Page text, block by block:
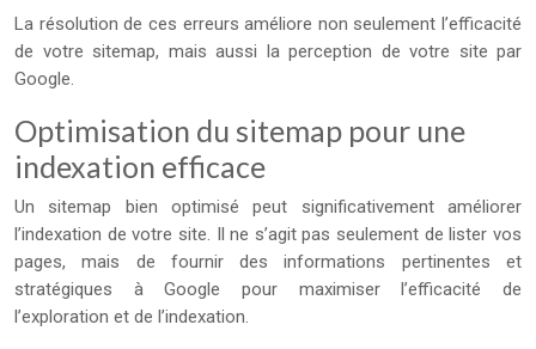
La résolution de ces erreurs améliore non seulement l’efficacité
de votre sitemap, mais aussi la perception de votre site par
Google.
Optimisation du sitemap pour une
indexation efficace
Un sitemap bien optimisé peut significativement améliorer
l’indexation de votre site. Il ne s’agit pas seulement de lister vos
pages, mais de fournir des informations pertinentes et
stratégiques à Google pour maximiser l’efficacité de
l’exploration et de l’indexation.